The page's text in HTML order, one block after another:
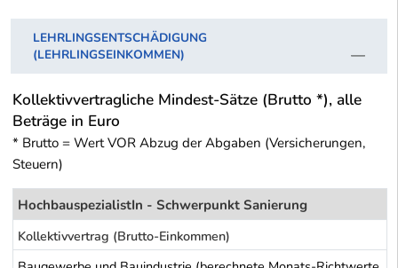
LEHRLINGSENTSCHÄDIGUNG
(LEHRLINGSEINKOMMEN)
Kollektivvertragliche Mindest-Sätze (Brutto *), alle
Beträge in Euro
* Brutto = Wert VOR Abzug der Abgaben (Versicherungen,
Steuern)
HochbauspezialistIn - Schwerpunkt Sanierung
Kollektivvertrag (Brutto-Einkommen)